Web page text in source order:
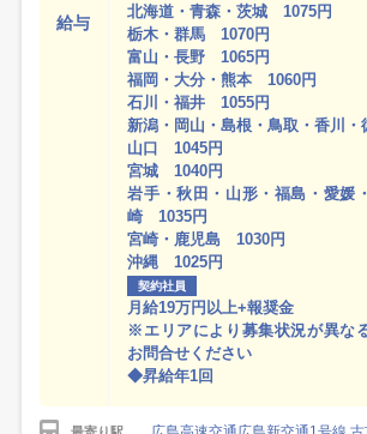
給与
北海道・青森・茨城 1075円
栃木・群馬 1070円
富山・長野 1065円
福岡・大分・熊本 1060円
石川・福井 1055円
新潟・岡山・島根・鳥取・香川
山口 1045円
宮城 1040円
岩手・秋田・山形・福島・愛媛
崎 1035円
宮崎・鹿児島 1030円
沖縄 1025円
契約社員
月給19万円以上+報奨金
※エリアにより募集状況が異な
お問合せください
◆昇給年1回